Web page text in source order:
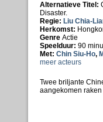
Alternatieve Titel:
Disaster.
Regie: Liu Chia-
Herkomst:
Genre Actie
Speelduur: 90
Met: Chin Siu-Ho,
meer acteurs
Twee briljante
aangekomen